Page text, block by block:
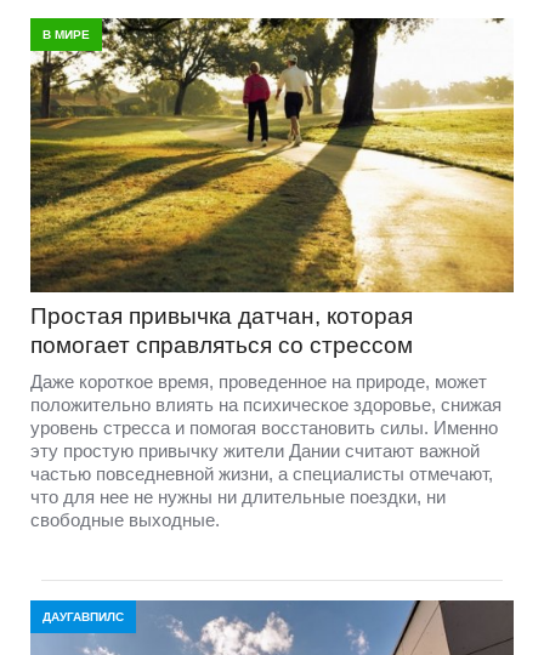
В МИРЕ
Простая привычка датчан, которая
помогает справляться со стрессом
Даже короткое время, проведенное на природе, может
положительно влиять на психическое здоровье, снижая
уровень стресса и помогая восстановить силы. Именно
эту простую привычку жители Дании считают важной
частью повседневной жизни, а специалисты отмечают,
что для нее не нужны ни длительные поездки, ни
свободные выходные.
ДАУГАВПИЛС